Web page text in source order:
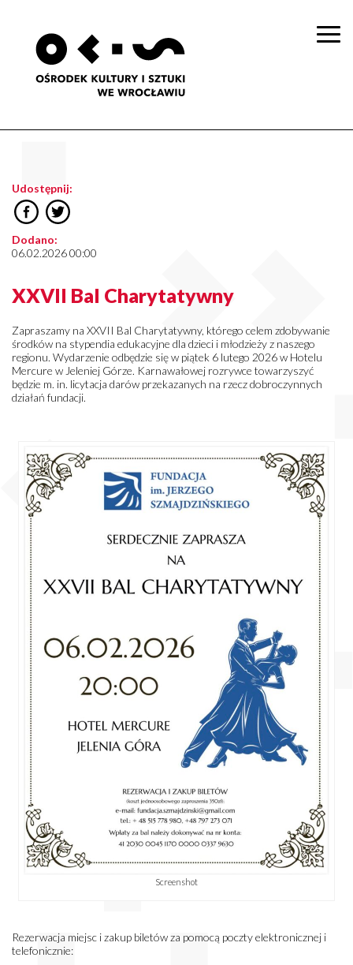
Udostępnij:
Dodano:
06.02.2026 00:00
XXVII Bal Charytatywny
Zapraszamy na XXVII Bal Charytatywny, którego celem zdobywanie
środków na stypendia edukacyjne dla dzieci i młodzieży z naszego
regionu. Wydarzenie odbędzie się w piątek 6 lutego 2026 w Hotelu
Mercure w Jeleniej Górze. Karnawałowej rozrywce towarzyszyć
będzie m. in. licytacja darów przekazanych na rzecz dobroczynnych
działań fundacji.
Screenshot
Rezerwacja miejsc i zakup biletów za pomocą poczty elektronicznej i
telefonicznie: